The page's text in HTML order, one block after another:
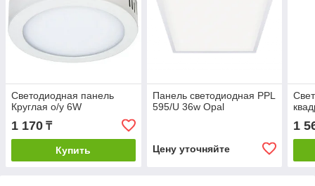
Светодиодная панель
Круглая о/у 6W
1 170 ₸
Купить
Панель светодиодная PPL
595/U 36w Opal
Цену уточняйте
1